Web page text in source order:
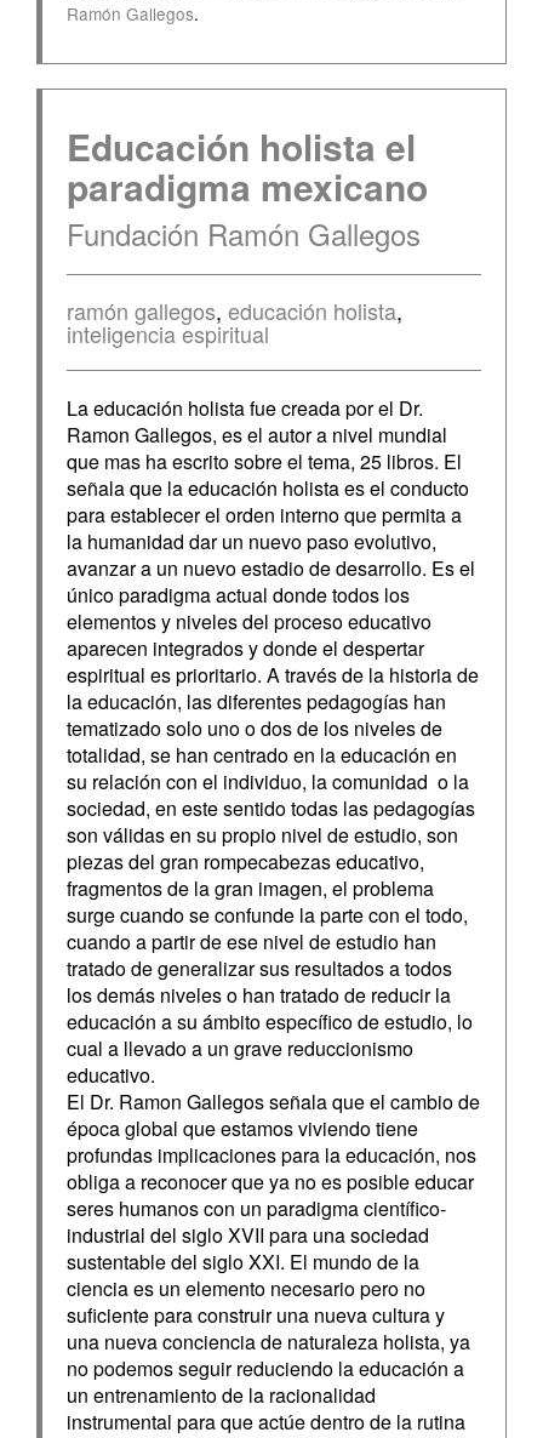
Ramón Gallegos.
Educación holista el
paradigma mexicano
Fundación Ramón Gallegos
ramón gallegos, educación holista,
inteligencia espiritual
La educación holista fue creada por el Dr.
Ramon Gallegos, es el autor a nivel mundial
que mas ha escrito sobre el tema, 25 libros. El
señala que la educación holista es el conducto
para establecer el orden interno que permita a
la humanidad dar un nuevo paso evolutivo,
avanzar a un nuevo estadio de desarrollo. Es el
único paradigma actual donde todos los
elementos y niveles del proceso educativo
aparecen integrados y donde el despertar
espiritual es prioritario. A través de la historia de
la educación, las diferentes pedagogías han
tematizado solo uno o dos de los niveles de
totalidad, se han centrado en la educación en
su relación con el individuo, la comunidad o la
sociedad, en este sentido todas las pedagogías
son válidas en su propio nivel de estudio, son
piezas del gran rompecabezas educativo,
fragmentos de la gran imagen, el problema
surge cuando se confunde la parte con el todo,
cuando a partir de ese nivel de estudio han
tratado de generalizar sus resultados a todos
los demás niveles o han tratado de reducir la
educación a su ámbito específico de estudio, lo
cual a llevado a un grave reduccionismo
educativo.
El Dr. Ramon Gallegos señala que el cambio de
época global que estamos viviendo tiene
profundas implicaciones para la educación, nos
obliga a reconocer que ya no es posible educar
seres humanos con un paradigma científico-
industrial del siglo XVII para una sociedad
sustentable del siglo XXI. El mundo de la
ciencia es un elemento necesario pero no
suficiente para construir una nueva cultura y
una nueva conciencia de naturaleza holista, ya
no podemos seguir reduciendo la educación a
un entrenamiento de la racionalidad
instrumental para que actúe dentro de la rutina